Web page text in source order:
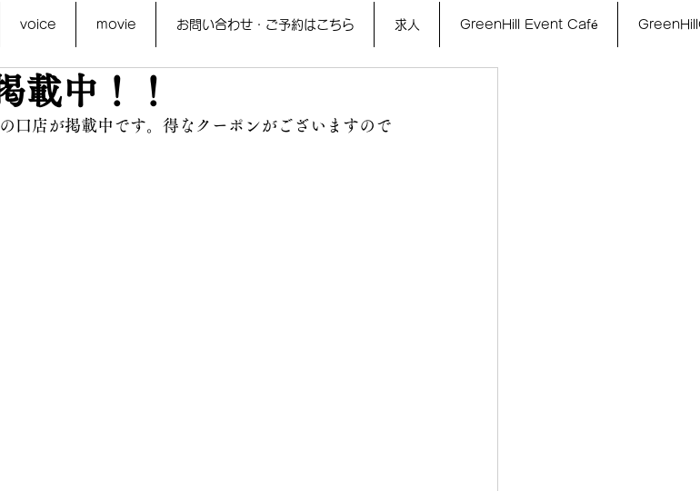
voice movie お問い合わせ・ご予約はこちら 求人 GreenHill Event Café
載中！！
口店が掲載中です。得なクーポンがございますので